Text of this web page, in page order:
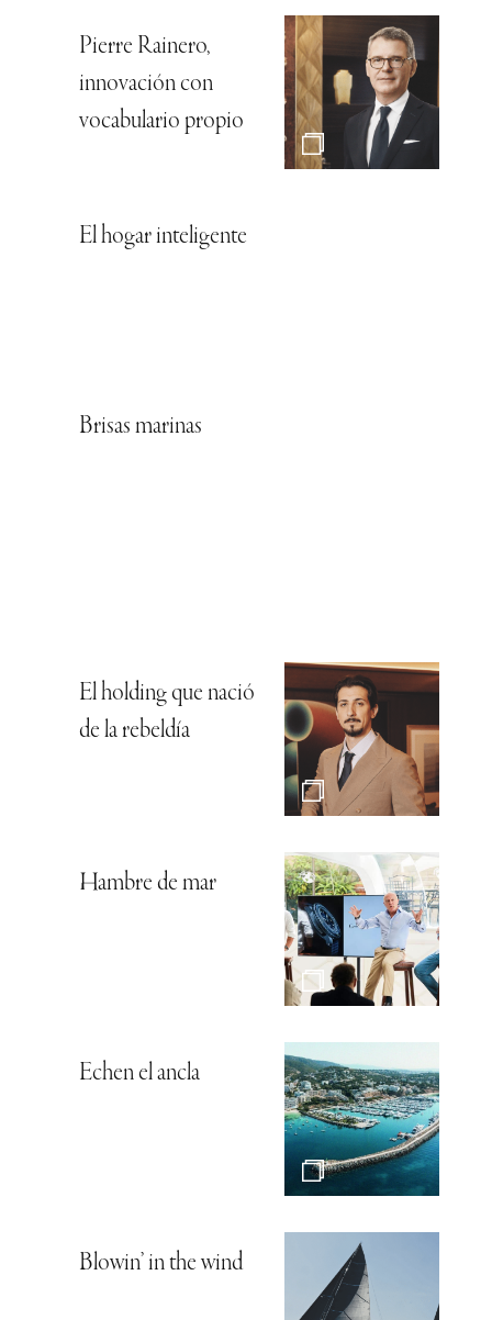
Pierre Rainero,
innovación con
vocabulario propio
El hogar inteligente
Brisas marinas
El holding que nació
de la rebeldía
Hambre de mar
Echen el ancla
Blowin’ in the wind